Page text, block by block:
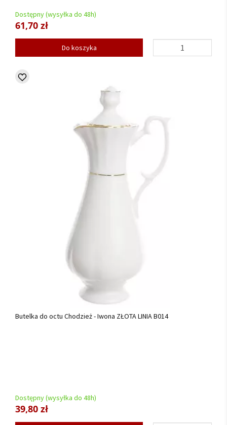
Dostępny (wysyłka do 48h)
61,70 zł
Do koszyka
Butelka do octu Chodzież - Iwona ZŁOTA LINIA B014
Dostępny (wysyłka do 48h)
39,80 zł